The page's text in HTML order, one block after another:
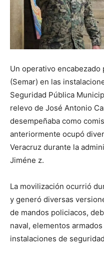
Un operativo
(Semar) en las
Seguridad Pública
relevo de José Antonio
desempeñaba como
anteriormente ocupó
Veracruz durante la
Jiméne z.
La movilización ocurrió
y generó diversas
de mandos policiacos,
naval, elementos
instalaciones de